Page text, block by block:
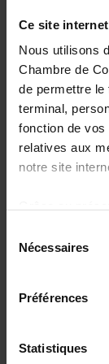
Ce site
Nous utilisons
Chambre de
de permettre
terminal,
fonction de
relatives aux
notre site
à l’exception
cookies est
dessus.
Il est précisé
Nécessaires
Préférences
Statistiques